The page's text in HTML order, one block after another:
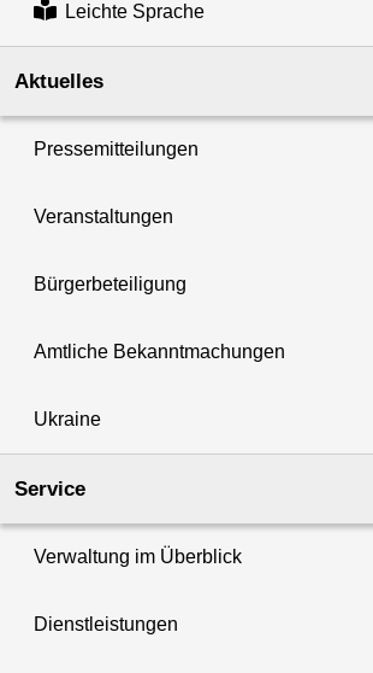
Leichte Sprache
Aktuelles
Pressemitteilungen
Veranstaltungen
Bürgerbeteiligung
Amtliche Bekanntmachungen
Ukraine
Service
Verwaltung im Überblick
Dienstleistungen